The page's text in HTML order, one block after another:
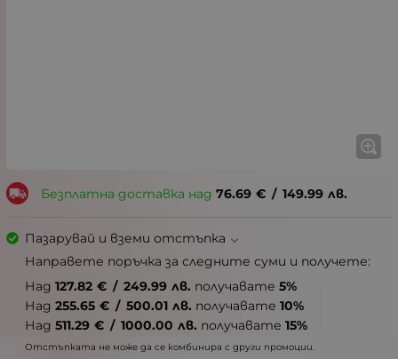
Безплатна доставка над 76.69 € / 149.99 лв.
Пазарувай и вземи отстъпка
Направете поръчка за следните суми и получете:
Над 127.82 € / 249.99 лв. получавате 5%
Над 255.65 € / 500.01 лв. получавате 10%
Над 511.29 € / 1000.00 лв. получавате 15%
Отстъпката не може да се комбинира с други промоции.